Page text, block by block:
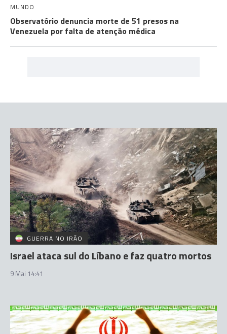
MUNDO
Observatório denuncia morte de 51 presos na
Venezuela por falta de atenção médica
GUERRA NO IRÃO
Israel ataca sul do Líbano e faz quatro mortos
9 Mai 14:41